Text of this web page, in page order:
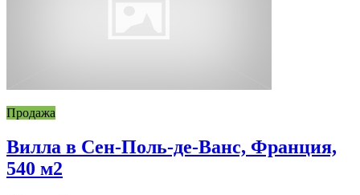
Продажа
Вилла в Сен-Поль-де-Ванс, Франция,
540 м2